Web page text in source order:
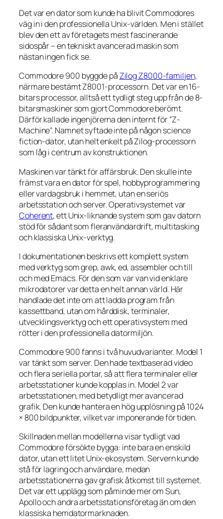
Det var en dator som kunde ha blivit Commodores
väg in i den professionella Unix-världen. Men i stället
blev den ett av företagets mest fascinerande
sidospår – en tekniskt avancerad maskin som
nästan ingen fick se.
Commodore 900 byggde på Zilog Z8000-familjen,
närmare bestämt Z8001-processorn. Det var en 16-
bitars processor, alltså ett tydligt steg upp från de 8-
bitarsmaskiner som gjort Commodore berömt.
Därför kallade ingenjörerna den internt för ”Z-
Machine”. Namnet syftade inte på någon science
fiction-dator, utan helt enkelt på Zilog-processorn
som låg i centrum av konstruktionen.
Maskinen var tänkt för affärsbruk. Den skulle inte
främst vara en dator för spel, hobbyprogrammering
eller vardagsbruk i hemmet, utan en seriös
arbetsstation och server. Operativsystemet var
Coherent, ett Unix-liknande system som gav datorn
stöd för sådant som fleranvändardrift, multitasking
och klassiska Unix-verktyg.
I dokumentationen beskrivs ett komplett system
med verktyg som grep, awk, ed, assembler och till
och med Emacs. För den som var van vid enklare
mikrodatorer var detta en helt annan värld. Här
handlade det inte om att ladda program från
kassettband, utan om hårddisk, terminaler,
utvecklingsverktyg och ett operativsystem med
rötter i den professionella datormiljön.
Commodore 900 fanns i två huvudvarianter. Model 1
var tänkt som server. Den hade textbaserad video
och flera seriella portar, så att flera terminaler eller
arbetsstationer kunde kopplas in. Model 2 var
arbetsstationen, med betydligt mer avancerad
grafik. Den kunde hantera en hög upplösning på 1024
× 800 bildpunkter, vilket var imponerande för tiden.
Skillnaden mellan modellerna visar tydligt vad
Commodore försökte bygga: inte bara en enskild
dator, utan ett litet Unix-ekosystem. Servern kunde
stå för lagring och användare, medan
arbetsstationerna gav grafisk åtkomst till systemet.
Det var ett upplägg som påminde mer om Sun,
Apollo och andra arbetsstationsföretag än om den
klassiska hemdatormarknaden.